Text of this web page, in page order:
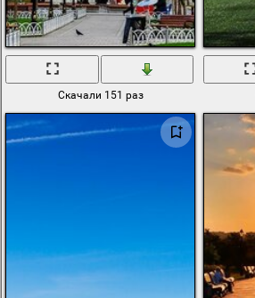
Скачали 151 раз